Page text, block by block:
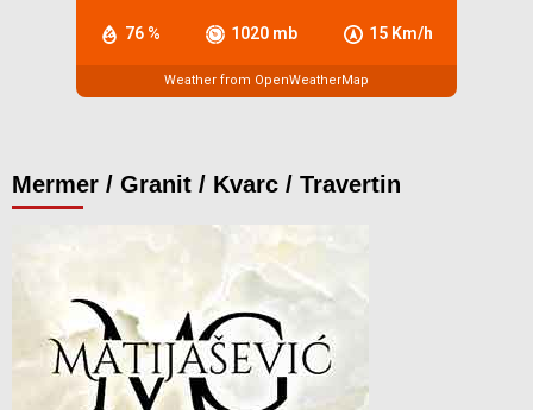
76 % 1020 mb 15 Km/h
Weather from OpenWeatherMap
Mermer / Granit / Kvarc / Travertin